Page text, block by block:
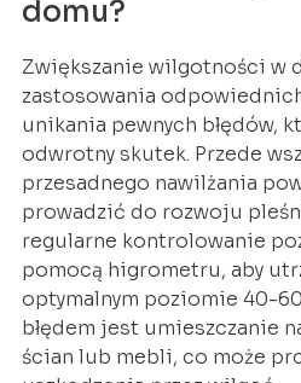
domu?
Zwiększanie wilgotności w
zastosowania
unikania pewnych błędów,
odwrotny skutek. Przede
przesadnego nawilżania
prowadzić do rozwoju
regularne kontrolowanie
pomocą higrometru, aby
optymalnym poziomie 40-
błędem jest umieszczanie
ścian lub mebli, co może